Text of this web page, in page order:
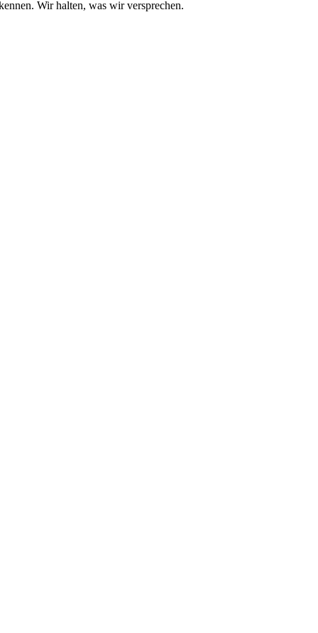
Wir halten, was wir versprechen.